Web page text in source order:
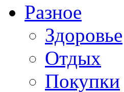
Разное
Здоровье
Отдых
Покупки